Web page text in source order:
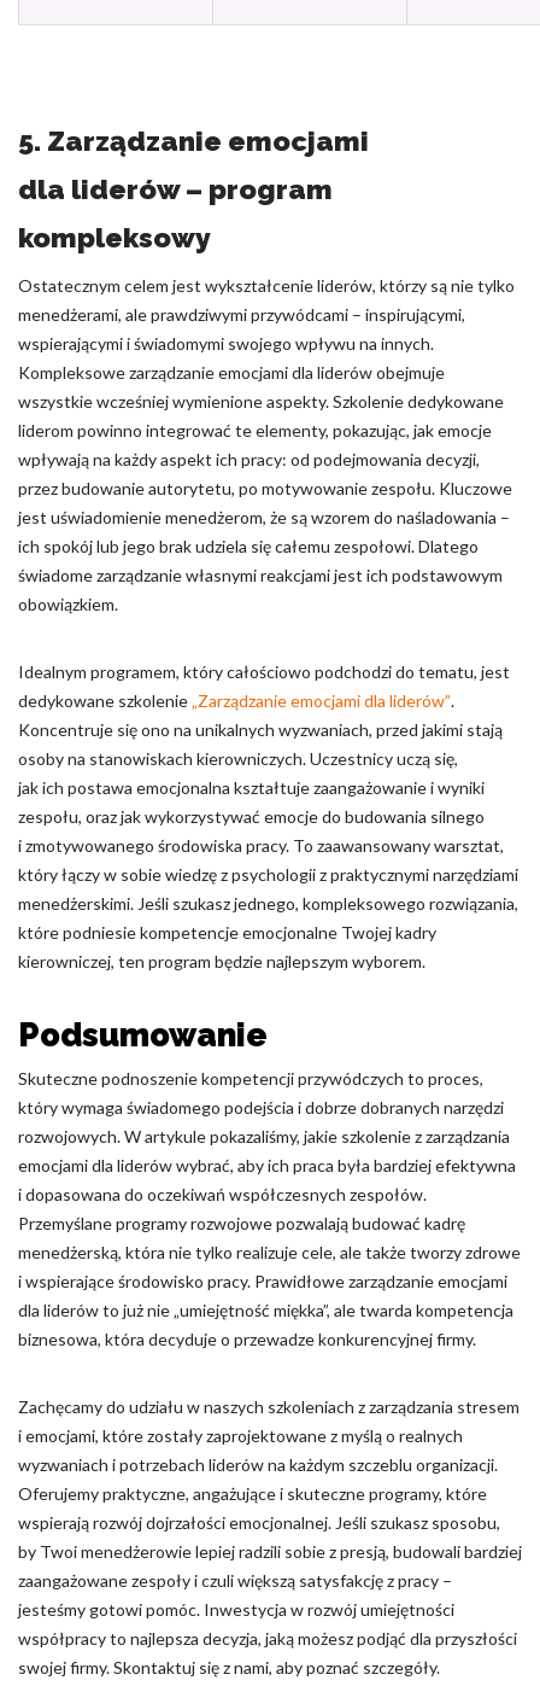
5. Zarządzanie emocjami
dla liderów – program
kompleksowy
Ostatecznym celem jest wykształcenie liderów, którzy są nie tylko
menedżerami, ale prawdziwymi przywódcami – inspirującymi,
wspierającymi i świadomymi swojego wpływu na innych.
Kompleksowe zarządzanie emocjami dla liderów obejmuje
wszystkie wcześniej wymienione aspekty. Szkolenie dedykowane
liderom powinno integrować te elementy, pokazując, jak emocje
wpływają na każdy aspekt ich pracy: od podejmowania decyzji,
przez budowanie autorytetu, po motywowanie zespołu. Kluczowe
jest uświadomienie menedżerom, że są wzorem do naśladowania –
ich spokój lub jego brak udziela się całemu zespołowi. Dlatego
świadome zarządzanie własnymi reakcjami jest ich podstawowym
obowiązkiem.
Idealnym programem, który całościowo podchodzi do tematu, jest
dedykowane szkolenie„Zarządzanie emocjami dla liderów”.
Koncentruje się ono na unikalnych wyzwaniach, przed jakimi stają
osoby na stanowiskach kierowniczych. Uczestnicy uczą się,
jak ich postawa emocjonalna kształtuje zaangażowanie i wyniki
zespołu, oraz jak wykorzystywać emocje do budowania silnego
i zmotywowanego środowiska pracy. To zaawansowany warsztat,
który łączy w sobie wiedzę z psychologii z praktycznymi narzędziami
menedżerskimi. Jeśli szukasz jednego, kompleksowego rozwiązania,
które podniesie kompetencje emocjonalne Twojej kadry
kierowniczej, ten program będzie najlepszym wyborem.
Podsumowanie
Skuteczne podnoszenie kompetencji przywódczych to proces,
który wymaga świadomego podejścia i dobrze dobranych narzędzi
rozwojowych. W artykule pokazaliśmy, jakie szkolenie z zarządzania
emocjami dla liderów wybrać, aby ich praca była bardziej efektywna
i dopasowana do oczekiwań współczesnych zespołów.
Przemyślane programy rozwojowe pozwalają budować kadrę
menedżerską, która nie tylko realizuje cele, ale także tworzy zdrowe
i wspierające środowisko pracy. Prawidłowe zarządzanie emocjami
dla liderów to już nie „umiejętność miękka”, ale twarda kompetencja
biznesowa, która decyduje o przewadze konkurencyjnej firmy.
Zachęcamy do udziału w naszych szkoleniach z zarządzania stresem
i emocjami, które zostały zaprojektowane z myślą o realnych
wyzwaniach i potrzebach liderów na każdym szczeblu organizacji.
Oferujemy praktyczne, angażujące i skuteczne programy, które
wspierają rozwój dojrzałości emocjonalnej. Jeśli szukasz sposobu,
by Twoi menedżerowie lepiej radzili sobie z presją, budowali bardziej
zaangażowane zespoły i czuli większą satysfakcję z pracy –
jesteśmy gotowi pomóc. Inwestycja w rozwój umiejętności
współpracy to najlepsza decyzja, jaką możesz podjąć dla przyszłości
swojej firmy. Skontaktuj się z nami, aby poznać szczegóły.